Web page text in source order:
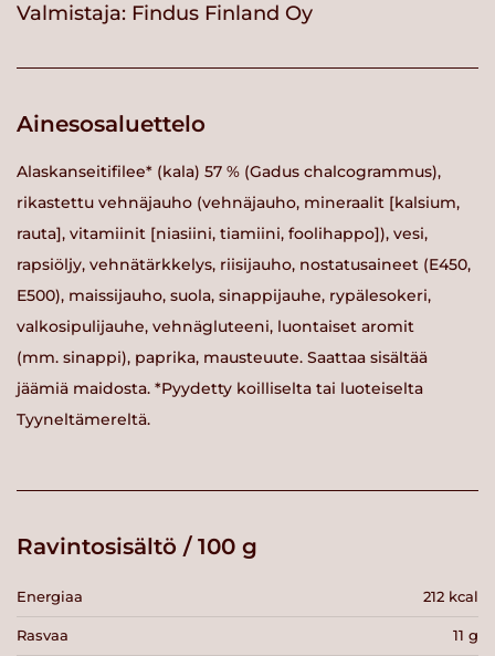
Valmistaja: Findus Finland Oy
Ainesosaluettelo
Alaskanseitifilee* (kala) 57 % (Gadus chalcogrammus),
rikastettu vehnäjauho (vehnäjauho, mineraalit [kalsium,
rauta], vitamiinit [niasiini, tiamiini, foolihappo]), vesi,
rapsiöljy, vehnätärkkelys, riisijauho, nostatusaineet (E450,
E500), maissijauho, suola, sinappijauhe, rypälesokeri,
valkosipulijauhe, vehnägluteeni, luontaiset aromit
(mm. sinappi), paprika, mausteuute. Saattaa sisältää
jäämiä maidosta. *Pyydetty koilliselta tai luoteiselta
Tyyneltämereltä.
Ravintosisältö / 100 g
Energiaa 212 kcal
Rasvaa 11 g